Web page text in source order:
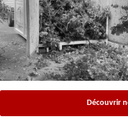
Découvrir